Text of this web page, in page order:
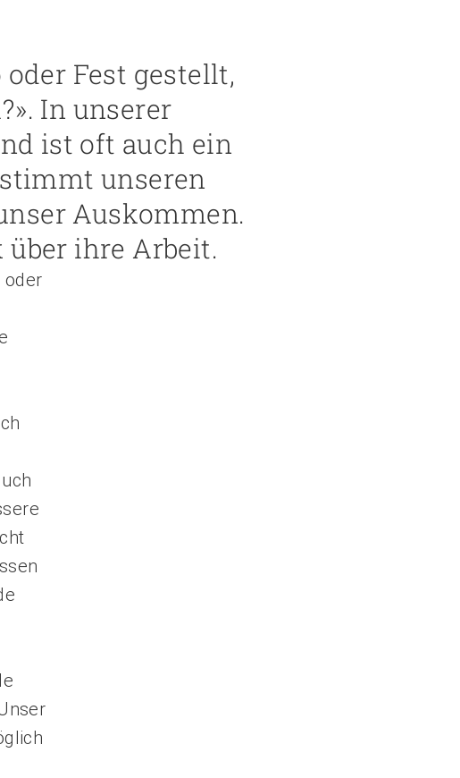
Fest gestellt,
In unserer
ist oft auch ein
unseren
Auskommen.
ihre Arbeit.
oder